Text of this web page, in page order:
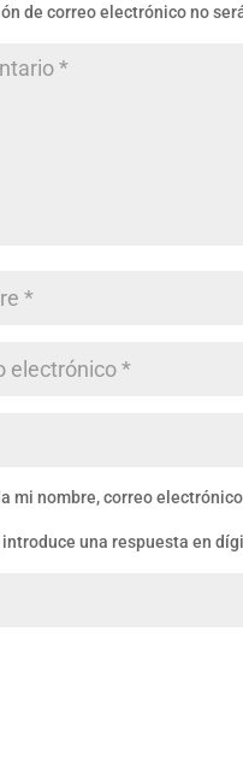
de correo electrónico no
mi nombre, correo
introduce una respuesta en